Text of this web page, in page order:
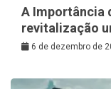
A Importância
revitalização
6 de dezembro de